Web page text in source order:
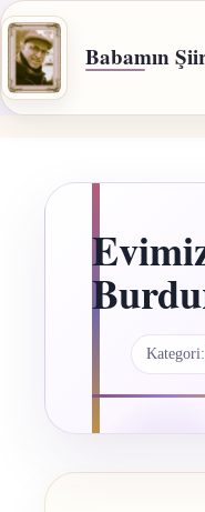
İçeriğe
geç
Babamın
Kategori: